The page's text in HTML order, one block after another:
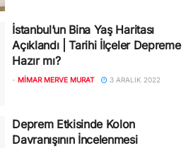
İstanbul’un Bina Yaş Haritası
Açıklandı | Tarihi İlçeler Depreme
Hazır mı?
- MIMAR MERVE MURAT 3 ARALIK 2022
Deprem Etkisinde Kolon
Davranışının İncelenmesi